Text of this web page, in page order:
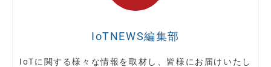
IoTNEWS編集部
IoTに関する様々な情報を取材し、皆様にお届けいたし